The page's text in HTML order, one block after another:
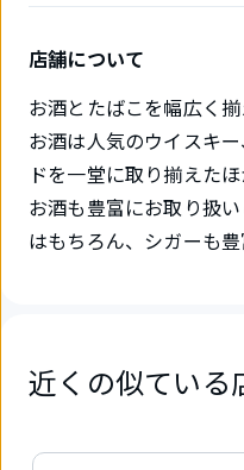
店舗について
お酒とたばこを幅広く揃
お酒は人気のウイスキ
ドを一堂に取り揃えた
お酒も豊富にお取り扱
はもちろん、シガーも豊
近くの似ている